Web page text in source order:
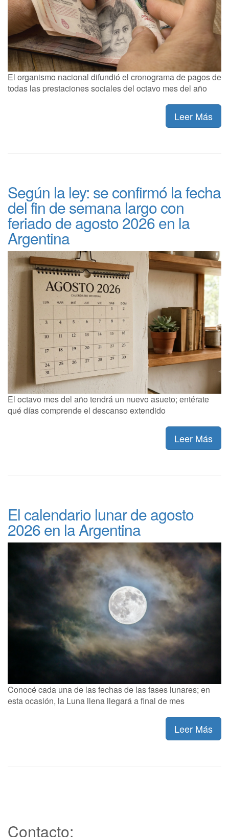
El organismo nacional difundió el cronograma de pagos de
todas las prestaciones sociales del octavo mes del año
Leer Más
Según la ley: se confirmó la fecha
del fin de semana largo con
feriado de agosto 2026 en la
Argentina
El octavo mes del año tendrá un nuevo asueto; entérate
qué días comprende el descanso extendido
Leer Más
El calendario lunar de agosto
2026 en la Argentina
Conocé cada una de las fechas de las fases lunares; en
esta ocasión, la Luna llena llegará a final de mes
Leer Más
Contacto: